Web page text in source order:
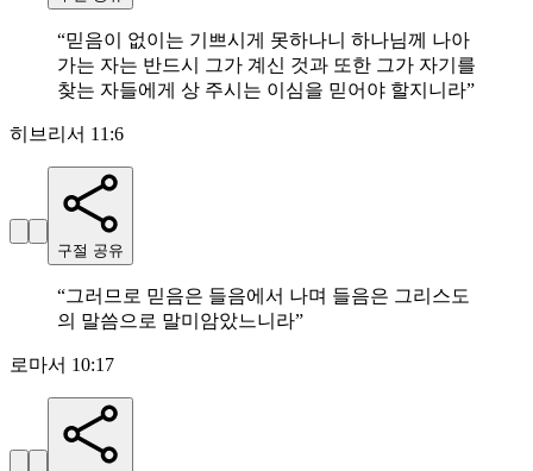
“믿음이 없이는 기쁘시게 못하나니 하나님께 나아
가는 자는 반드시 그가 계신 것과 또한 그가 자기를
찾는 자들에게 상 주시는 이심을 믿어야 할지니라”
히브리서 11:6
구절 공유
“그러므로 믿음은 들음에서 나며 들음은 그리스도
의 말씀으로 말미암았느니라”
로마서 10:17